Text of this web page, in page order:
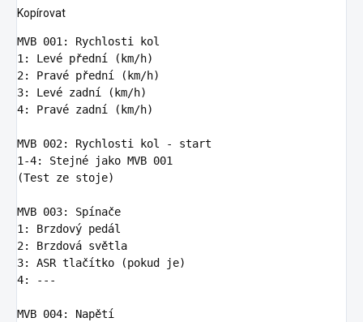
Kopírovat
MVB 001 :
Rychlosti kol
1 :
Levé přední (km/h)
2:
Pravé přední (km/h)
3:
Levé zadní (km/h)
4: Pravé zadní (km/h)
MVB 002:
Rychlosti kol - start
1-4:
Stejné jako MVB 001
(Test ze stoje)
MVB 003:
Spínače
1 :
Brzdový pedál
2:
Brzdová světla
3:
ASR tlačítko (pokud je)
4: ---
MVB 004:
Napětí